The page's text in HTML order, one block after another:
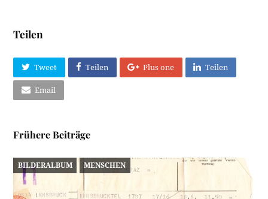
Teilen
Tweet Teilen Plus one Teilen
Email
Frühere Beiträge
BILDERALBUM MENSCHEN